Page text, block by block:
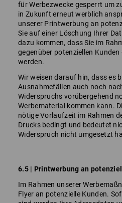
für Werbezwecke gesperrt um
in Zukunft erneut werblich
unserer Printwerbung an
Sie auf einer Löschung Ihrer
dazu kommen, dass Sie im
gegenüber potenziellen
werden.
Wir weisen darauf hin, dass es
Ausnahmefällen auch noch
Widerspruchs vorübergehend
Werbematerial kommen kann.
nötige Vorlaufzeit im Rahmen
Drucks bedingt und bedeutet
Widerspruch nicht umgesetzt
6.5 | Printwerbung an
Im Rahmen unserer
Flyer an potenzielle Kunden.